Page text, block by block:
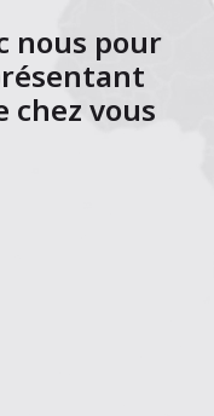
nous pour
chez vous